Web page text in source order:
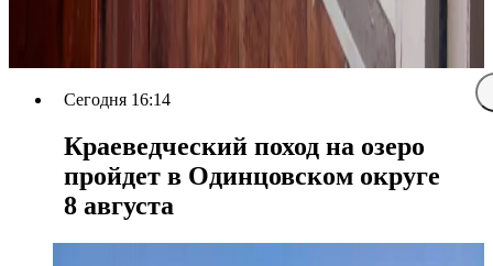
Сегодня 16:14
Краеведческий поход на озеро
пройдет в Одинцовском округе
8 августа